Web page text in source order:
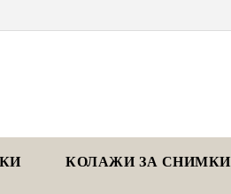
КОЛАЖИ ЗА СНИМКИ